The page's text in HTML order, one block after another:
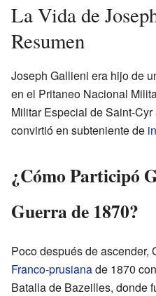
La Vida de
Resumen
Joseph Gallieni era hijo de
en el Pritaneo Nacional
Militar Especial de Saint-
convirtió en subteniente de
¿Cómo Participó
Guerra de 1870?
Poco después de ascender,
Franco-prusianade 1870
Batalla de Bazeilles, donde